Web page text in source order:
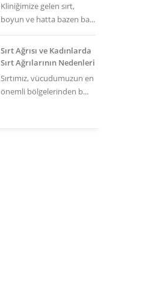
Kliniğimize gelen sırt,
boyun ve hatta bazen ba...
Sırt Ağrısı ve Kadınlarda
Sırt Ağrılarının Nedenleri
Sırtımız, vücudumuzun en
önemli bölgelerinden b...